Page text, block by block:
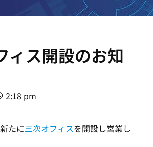
ィス開設のお知
2:18 pm
たに三次オフィスを開設し営業し